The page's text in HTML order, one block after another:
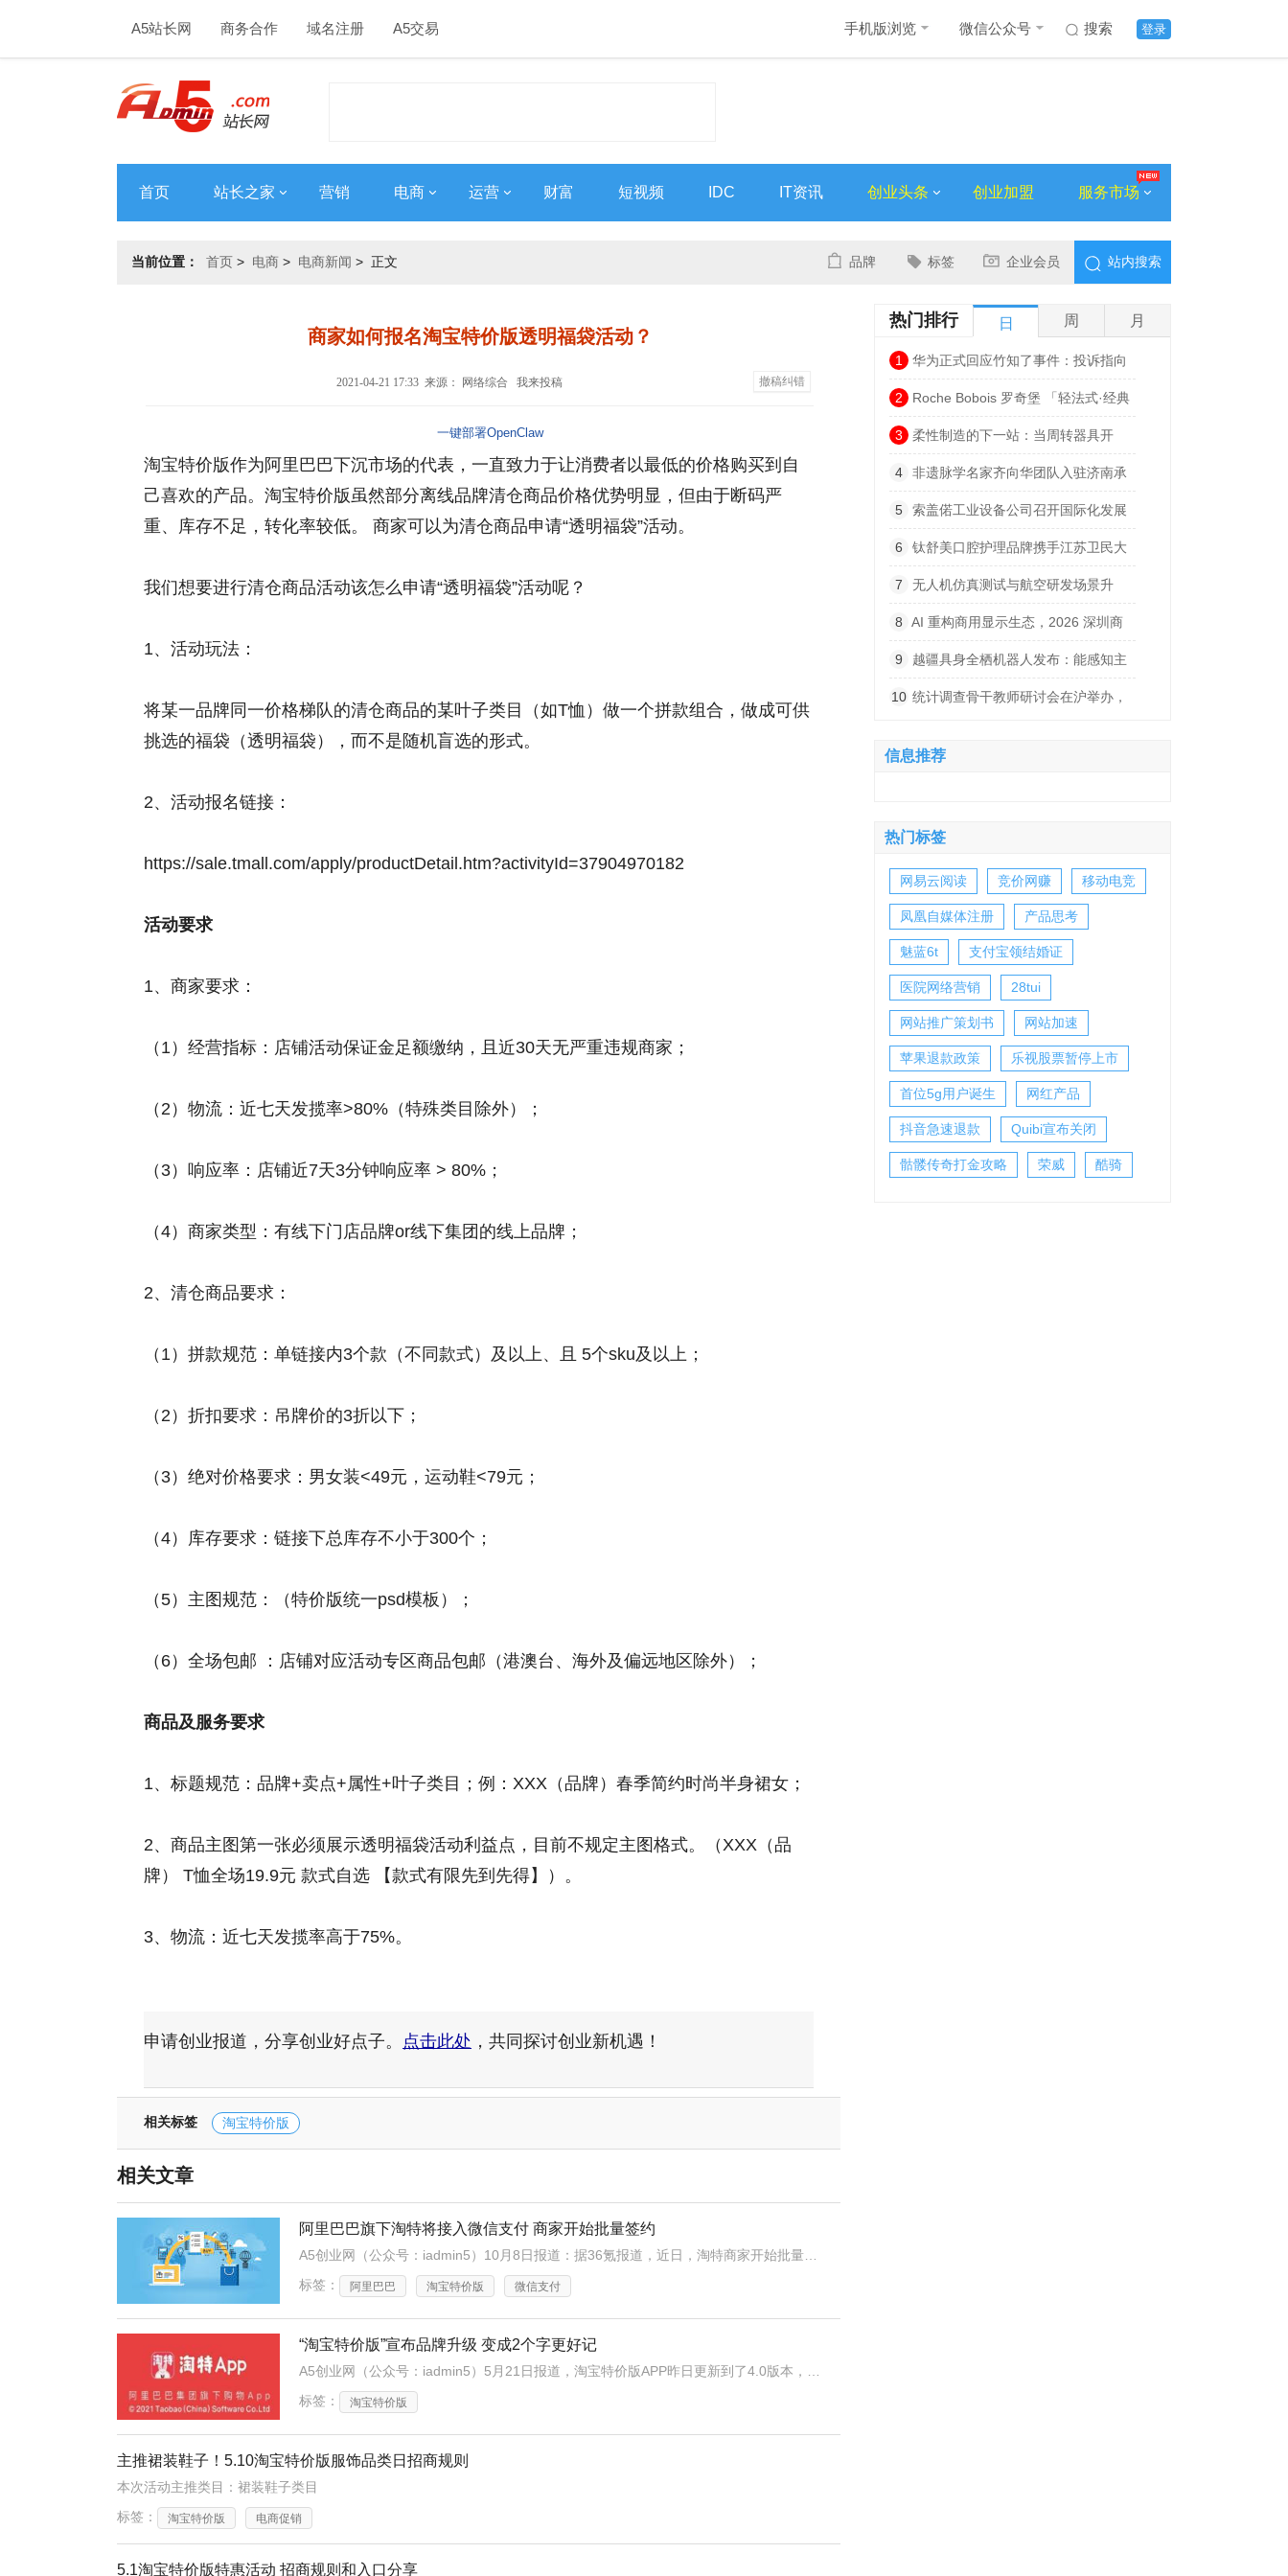
A5站长网 商务合作 域名注册 A5交易 登录
搜索
手机版浏览 微信公众号
首页 站长之家 营销 电商 运营 财富 短视频 IDC IT资讯 创业头条 创业加盟 服务市场
当前位置： 首页 > 电商 > 电商新闻 > 正文 品牌 标签 企业会员 站内搜索
商家如何报名淘宝特价版透明福袋活动？
2021-04-21 17:33 来源： 网络综合 我来投稿 撤稿纠错
一键部署OpenClaw
淘宝特价版作为阿里巴巴下沉市场的代表，一直致力于让消费者以最低的价格购买到自
己喜欢的产品。淘宝特价版虽然部分离线品牌清仓商品价格优势明显，但由于断码严
重、库存不足，转化率较低。 商家可以为清仓商品申请“透明福袋”活动。
我们想要进行清仓商品活动该怎么申请“透明福袋”活动呢？
1、活动玩法：
将某一品牌同一价格梯队的清仓商品的某叶子类目（如T恤）做一个拼款组合，做成可供
挑选的福袋（透明福袋），而不是随机盲选的形式。
2、活动报名链接：
https://sale.tmall.com/apply/productDetail.htm?activityId=37904970182
活动要求
1、商家要求：
（1）经营指标：店铺活动保证金足额缴纳，且近30天无严重违规商家；
（2）物流：近七天发揽率>80%（特殊类目除外）；
（3）响应率：店铺近7天3分钟响应率 > 80%；
（4）商家类型：有线下门店品牌or线下集团的线上品牌；
2、清仓商品要求：
（1）拼款规范：单链接内3个款（不同款式）及以上、且 5个sku及以上；
（2）折扣要求：吊牌价的3折以下；
（3）绝对价格要求：男女装<49元，运动鞋<79元；
（4）库存要求：链接下总库存不小于300个；
（5）主图规范：（特价版统一psd模板）；
（6）全场包邮 ：店铺对应活动专区商品包邮（港澳台、海外及偏远地区除外）；
商品及服务要求
1、标题规范：品牌+卖点+属性+叶子类目；例：XXX（品牌）春季简约时尚半身裙女；
2、商品主图第一张必须展示透明福袋活动利益点，目前不规定主图格式。（XXX（品
牌） T恤全场19.9元 款式自选 【款式有限先到先得】）。
3、物流：近七天发揽率高于75%。
申请创业报道，分享创业好点子。 点击此处 ，共同探讨创业新机遇！
相关标签 淘宝特价版
相关文章
阿里巴巴旗下淘特将接入微信支付 商家开始批量签约
标签：
阿里巴巴 淘宝特价版 微信支付
“淘宝特价版”宣布品牌升级 变成2个字更好记
标签：
淘宝特价版
主推裙装鞋子！5.10淘宝特价版服饰品类日招商规则
本次活动主推类目：裙装鞋子类目
标签：
淘宝特价版 电商促销
5.1淘宝特价版特惠活动 招商规则和入口分享
热门排行 日 周 月
1 华为正式回应竹知了事件：投诉指向
侵权内容，否认“全网下架”
2 Roche Bobois 罗奇堡 「轻法式·经典
回归」 沪上启幕，引领生活方式新风潮
3 柔性制造的下一站：当周转器具开
始“说话”
4 非遗脉学名家齐向华团队入驻济南承
正堂中医 打造泉城中医诊疗新阵地
5 索盖偌工业设备公司召开国际化发展
政策专题分析研讨会
6 钛舒美口腔护理品牌携手江苏卫民大
药房 让专业口腔护理触手可及
7 无人机仿真测试与航空研发场景升
级，加固笔记本电脑助力飞行系统开发
8 AI 重构商用显示生态，2026 深圳商
用显示技术展汇集商显领域前沿创新解决
方案
9 越疆具身全栖机器人发布：能感知主
人情绪、主动实施陪伴
10 统计调查骨干教师研讨会在沪举办，
信息推荐
热门标签
网易云阅读 竞价网赚 移动电竞
凤凰自媒体注册 产品思考
魅蓝6t 支付宝领结婚证
医院网络营销 28tui
网站推广策划书 网站加速
苹果退款政策 乐视股票暂停上市
首位5g用户诞生 网红产品
抖音急速退款 Quibi宣布关闭
骷髅传奇打金攻略 荣威 酷骑